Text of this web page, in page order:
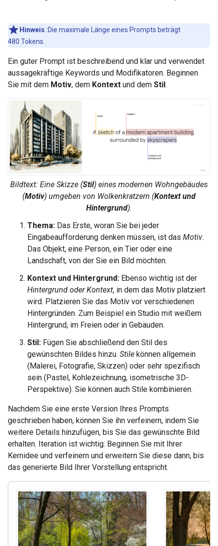
Hinweis :Die maximale Länge eines Prompts beträgt
480 Tokens.
Ein guter Prompt ist beschreibend und klar und verwendet
aussagekräftige Keywords und Modifikatoren. Beginnen
Sie mit dem Motiv, dem Kontext und dem Stil.
Bildtext: Eine Skizze (Stil) eines modernen Wohngebäudes
(Motiv) umgeben von Wolkenkratzern (Kontext und
Hintergrund).
Thema: Das Erste, woran Sie bei jeder
Eingabeaufforderung denken müssen, ist das Motiv.
Das Objekt, eine Person, ein Tier oder eine
Landschaft, von der Sie ein Bild möchten.
Kontext und Hintergrund: Ebenso wichtig ist der
Hintergrund oder Kontext, in dem das Motiv platziert
wird. Platzieren Sie das Motiv vor verschiedenen
Hintergründen. Zum Beispiel ein Studio mit weißem
Hintergrund, im Freien oder in Gebäuden.
Stil: Fügen Sie abschließend den Stil des
gewünschten Bildes hinzu. Stile können allgemein
(Malerei, Fotografie, Skizzen) oder sehr spezifisch
sein (Pastel, Kohlezeichnung, isometrische 3D-
Perspektive). Sie können auch Stile kombinieren.
Nachdem Sie eine erste Version Ihres Prompts
geschrieben haben, können Sie ihn verfeinern, indem Sie
weitere Details hinzufügen, bis Sie das gewünschte Bild
erhalten. Iteration ist wichtig. Beginnen Sie mit Ihrer
Kernidee und verfeinern und erweitern Sie diese dann, bis
das generierte Bild Ihrer Vorstellung entspricht.